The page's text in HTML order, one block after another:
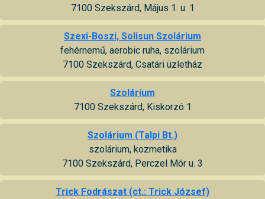
7100 Szekszárd, Május 1. u. 1
Szexi-Boszi, Solisun Szolárium
fehérnemű, aerobic ruha, szolárium
7100 Szekszárd, Csatári üzletház
Szolárium
7100 Szekszárd, Kiskorzó 1
Szolárium (Talpi Bt.)
szolárium, kozmetika
7100 Szekszárd, Perczel Mór u. 3
Trick Fodrászat (ct.: Trick József)